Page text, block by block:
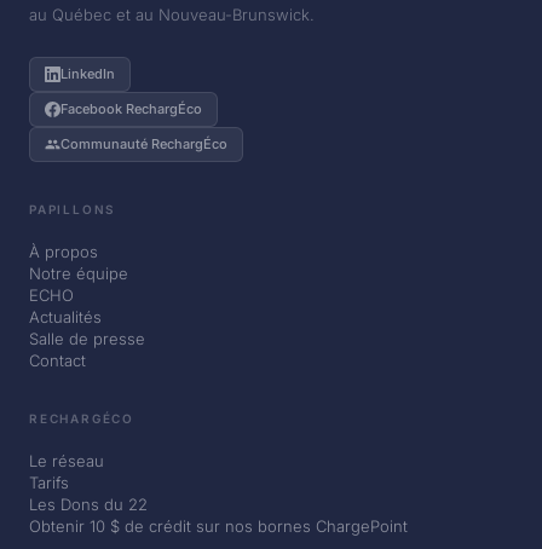
au Québec et au Nouveau-Brunswick.
LinkedIn
Facebook RechargÉco
Communauté RechargÉco
PAPILLONS
À propos
Notre équipe
ECHO
Actualités
Salle de presse
Contact
RECHARGÉCO
Le réseau
Tarifs
Les Dons du 22
Obtenir 10 $ de crédit sur nos bornes ChargePoint